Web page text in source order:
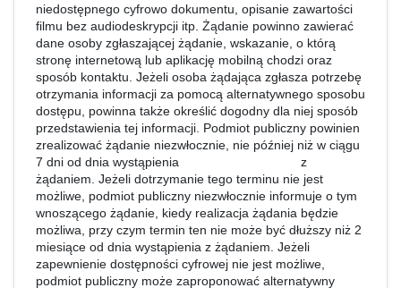
niedostępnego cyfrowo dokumentu, opisanie zawartości
filmu bez audiodeskrypcji itp. Żądanie powinno zawierać
dane osoby zgłaszającej żądanie, wskazanie, o którą
stronę internetową lub aplikację mobilną chodzi oraz
sposób kontaktu. Jeżeli osoba żądająca zgłasza potrzebę
otrzymania informacji za pomocą alternatywnego sposobu
dostępu, powinna także określić dogodny dla niej sposób
przedstawienia tej informacji. Podmiot publiczny powinien
zrealizować żądanie niezwłocznie, nie później niż w ciągu
7 dni od dnia wystąpienia z
żądaniem. Jeżeli dotrzymanie tego terminu nie jest
możliwe, podmiot publiczny niezwłocznie informuje o tym
wnoszącego żądanie, kiedy realizacja żądania będzie
możliwa, przy czym termin ten nie może być dłuższy niż 2
miesiące od dnia wystąpienia z żądaniem. Jeżeli
zapewnienie dostępności cyfrowej nie jest możliwe,
podmiot publiczny może zaproponować alternatywny